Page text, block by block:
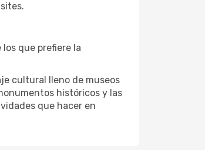
que prefiere la
cultural lleno de museos
históricos y las
que hacer en